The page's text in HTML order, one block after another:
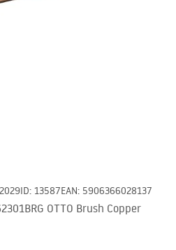
ID: 13587EAN: 5906366028137
OTTO Brush Copper